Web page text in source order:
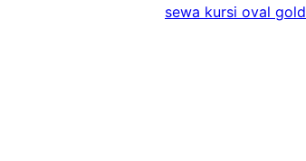
sewa kursi oval gold